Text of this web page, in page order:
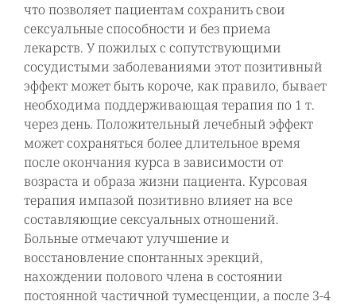
что позволяет пациентам сохранить свои
сексуальные способности и без приема
лекарств. У пожилых с сопутствующими
сосудистыми заболеваниями этот позитивный
эффект может быть короче, как правило, бывает
необходима поддерживающая терапия по 1 т.
через день. Положительный лечебный эффект
может сохраняться более длительное время
после окончания курса в зависимости от
возраста и образа жизни пациента. Курсовая
терапия импазой позитивно влияет на все
составляющие сексуальных отношений.
Больные отмечают улучшение и
восстановление спонтанных эрекций,
нахождении полового члена в состоянии
постоянной частичной тумесценции, а после 3-4